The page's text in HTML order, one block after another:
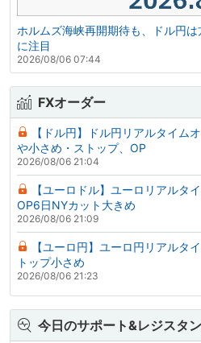
ホルムズ海峡再開期待も、ドル円
に注目
2026/08/06 07:44
FXオーダー
【ドル円】ドル円リアルタイ
や小さめ・ストップ、OP
2026/08/06 21:04
【ユーロドル】ユーロリアルタ
OP6日NYカット大きめ
2026/08/06 21:09
【ユーロ円】ユーロ円リアル
トップ小さめ
2026/08/06 21:23
今日のサポート&レジスタ